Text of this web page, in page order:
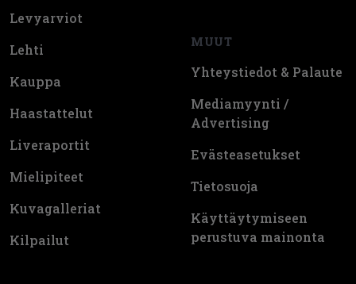
Levyarviot
Lehti
Kauppa
Haastattelut
Liveraportit
Mielipiteet
Kuvagalleriat
Kilpailut
MUUT
Yhteystiedot & Palaute
Mediamyynti /
Advertising
Evästeasetukset
Tietosuoja
Käyttäytymiseen
perustuva mainonta